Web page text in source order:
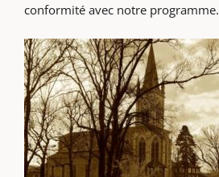
conformité avec notre programme.